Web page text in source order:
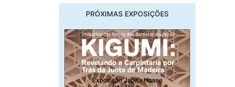
PRÓXIMAS EXPOSIÇÕES